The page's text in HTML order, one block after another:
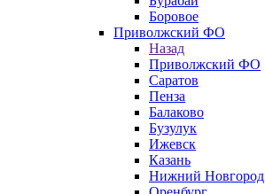
Боровое
Приволжский ФО
Назад
Приволжский ФО
Саратов
Пенза
Балаково
Бузулук
Ижевск
Казань
Нижний Новгород